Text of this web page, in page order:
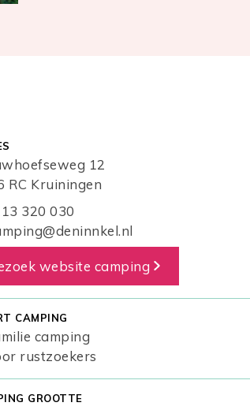
12
RC Kruiningen
320 030
website camping
CAMPING
camping
rustzoekers
GROOTTE